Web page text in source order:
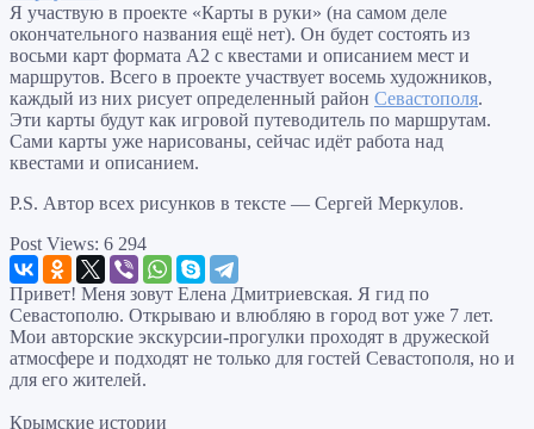
Я участвую в проекте «Карты в руки» (на самом деле
окончательного названия ещё нет). Он будет состоять из
восьми карт формата А2 с квестами и описанием мест и
маршрутов. Всего в проекте участвует восемь художников,
каждый из них рисует определенный район Севастополя.
Эти карты будут как игровой путеводитель по маршрутам.
Сами карты уже нарисованы, сейчас идёт работа над
квестами и описанием.
P.S. Автор всех рисунков в тексте — Сергей Меркулов.
Post Views: 6 294
Привет! Меня зовут Елена Дмитриевская. Я гид по
Севастополю. Открываю и влюбляю в город вот уже 7 лет.
Мои авторские экскурсии-прогулки проходят в дружеской
атмосфере и подходят не только для гостей Севастополя, но и
для его жителей.
Крымские истории